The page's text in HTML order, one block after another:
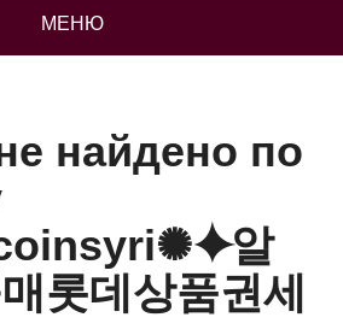
МЕНЮ
найдено по
알
롯데상품권세